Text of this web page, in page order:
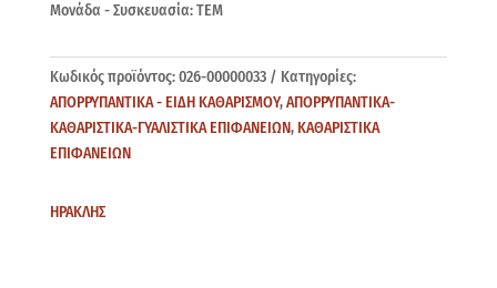
Μονάδα - Συσκευασία: ΤΕΜ
Κωδικός προϊόντος:026-00000033
Κατηγορίες:
ΑΠΟΡΡΥΠΑΝΤΙΚΑ - ΕΙΔΗ ΚΑΘΑΡΙΣΜΟΥ,ΑΠΟΡΡΥΠΑΝΤΙΚΑ-
ΚΑΘΑΡΙΣΤΙΚΑ-ΓΥΑΛΙΣΤΙΚΑ ΕΠΙΦΑΝΕΙΩΝ, ΚΑΘΑΡΙΣΤΙΚΑ
ΕΠΙΦΑΝΕΙΩΝ
ΗΡΑΚΛΗΣ